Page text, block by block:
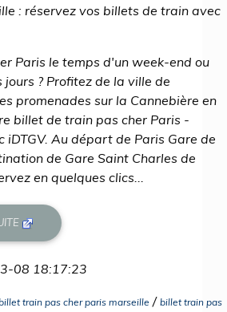
: réservez vos billets de train avec
Paris le temps d'un week-end ou
jours ? Profitez de la ville de
promenades sur la Cannebière en
billet de train pas cher Paris -
iDTGV. Au départ de Paris Gare de
de Gare Saint Charles de
en quelques clics...
08 18:17:23
train pas cher paris marseille / billet train pas